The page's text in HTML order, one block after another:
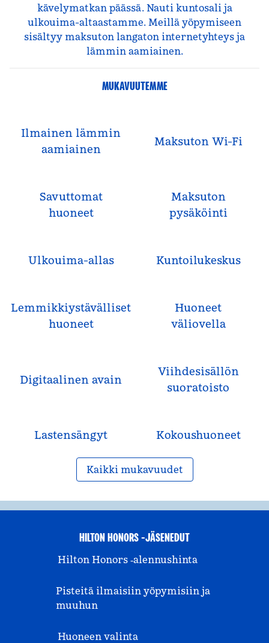
kävelymatkan päässä. Nauti kuntosali ja
ulkouima-altaastamme. Meillä yöpymiseen
sisältyy maksuton langaton internetyhteys ja
lämmin aamiainen.
MUKAVUUTEMME
Ilmainen lämmin
aamiainen
Maksuton Wi-Fi
Savuttomat
huoneet
Maksuton
pysäköinti
Ulkouima-allas Kuntoilukeskus
Lemmikkiystävälliset
huoneet
Huoneet
väliovella
Digitaalinen avain
Viihdesisällön
suoratoisto
Lastensängyt Kokous­huoneet
Kaikki mukavuudet
HILTON HONORS -JÄSENEDUT
Hilton Honors ‑alennushinta
Pisteitä ilmaisiin yöpymisiin ja
muuhun
Huoneen valinta